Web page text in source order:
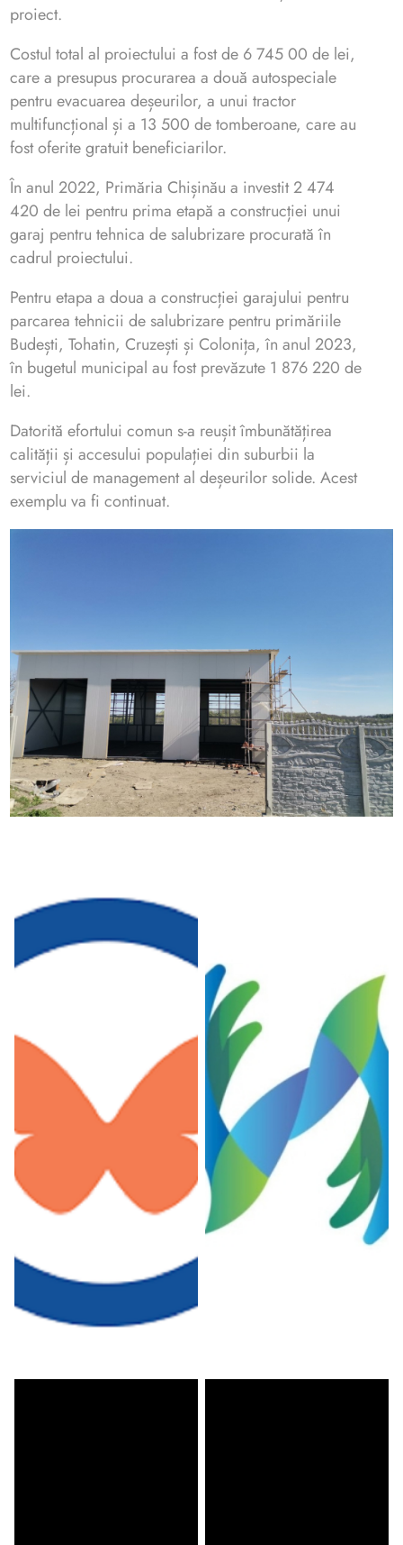
proiect.
Costul total al proiectului a fost de 6 745 00 de lei,
care a presupus procurarea a două autospeciale
pentru evacuarea deșeurilor, a unui tractor
multifuncțional și a 13 500 de tomberoane, care au
fost oferite gratuit beneficiarilor.
În anul 2022, Primăria Chișinău a investit 2 474
420 de lei pentru prima etapă a construcției unui
garaj pentru tehnica de salubrizare procurată în
cadrul proiectului.
Pentru etapa a doua a construcției garajului pentru
parcarea tehnicii de salubrizare pentru primăriile
Budești, Tohatin, Cruzești și Colonița, în anul 2023,
în bugetul municipal au fost prevăzute 1 876 220 de
lei.
Datorită efortului comun s-a reușit îmbunătățirea
calității și accesului populației din suburbii la
serviciul de management al deșeurilor solide. Acest
exemplu va fi continuat.